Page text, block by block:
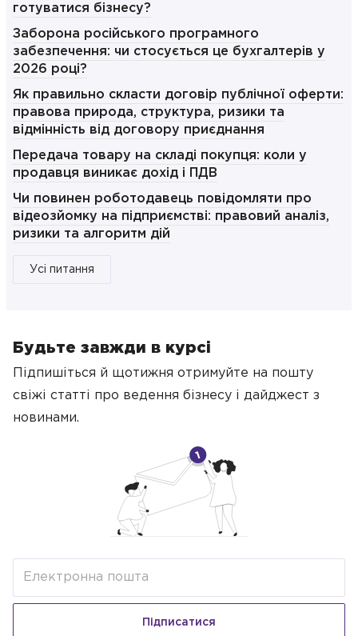
готуватися бізнесу?
Заборона російського програмного
забезпечення: чи стосується це бухгалтерів у
2026 році?
Як правильно скласти договір публічної оферти:
правова природа, структура, ризики та
відмінність від договору приєднання
Передача товару на складі покупця: коли у
продавця виникає дохід і ПДВ
Чи повинен роботодавець повідомляти про
відеозйомку на підприємстві: правовий аналіз,
ризики та алгоритм дій
Усі питання
Будьте завжди в курсі
Підпишіться й щотижня отримуйте на пошту
свіжі статті про ведення бізнесу і дайджест з
новинами.
Підписатися